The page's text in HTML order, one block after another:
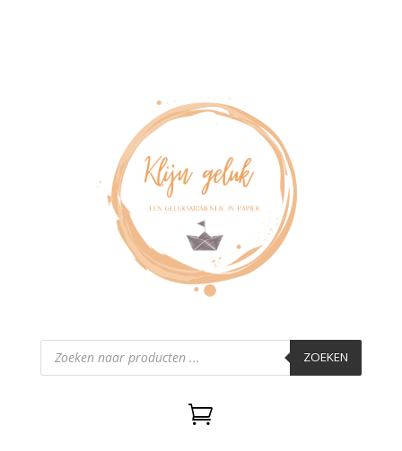
Producten
zoeken ZOEKEN
